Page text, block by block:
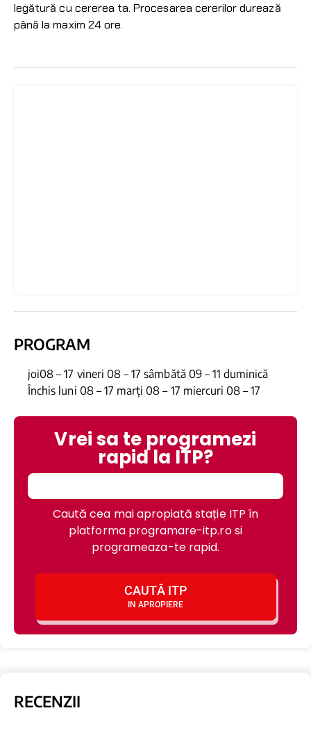
legătură cu cererea ta. Procesarea cererilor durează
până la maxim 24 ore.
PROGRAM
joi08 – 17 vineri 08 – 17 sâmbătă 09 – 11 duminică
Închis luni 08 – 17 marți 08 – 17 miercuri 08 – 17
Vrei sa te programezi
rapid la ITP?
Caută cea mai apropiată stație ITP în
platforma programare-itp.ro si
programeaza-te rapid.
CAUTĂ ITP
IN APROPIERE
RECENZII